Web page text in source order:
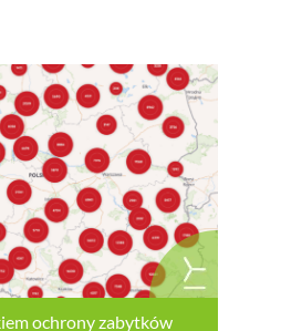
ochrony zabytków